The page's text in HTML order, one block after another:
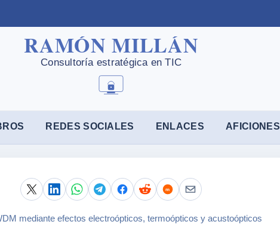
REDES SOCIALES ENLACES AFICIONES
mediante efectos electroópticos, termoópticos y acustoópticos